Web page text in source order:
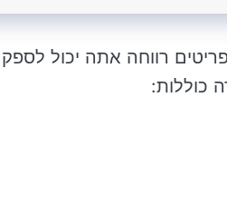
רווחה אתה יכול
כוללות: